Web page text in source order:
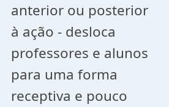
anterior ou posterior
à ação - desloca
professores e alunos
para uma forma
receptiva e pouco